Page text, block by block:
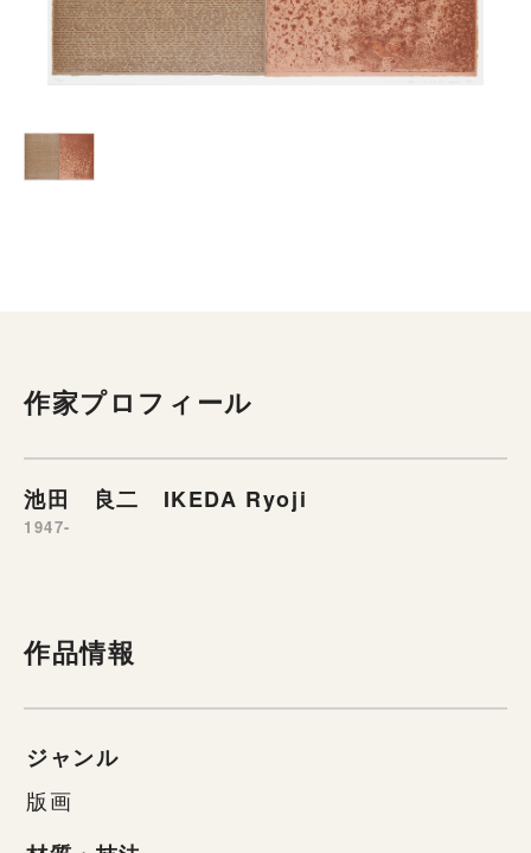
作家プロフィール
池田 良二 IKEDA Ryoji
1947-
作品情報
ジャンル
版画